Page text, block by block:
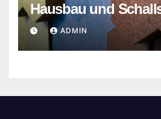
Hausbau und
ADMIN